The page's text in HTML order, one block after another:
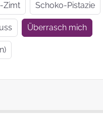
Zimt Schoko-Pistazie
Überrasch mich